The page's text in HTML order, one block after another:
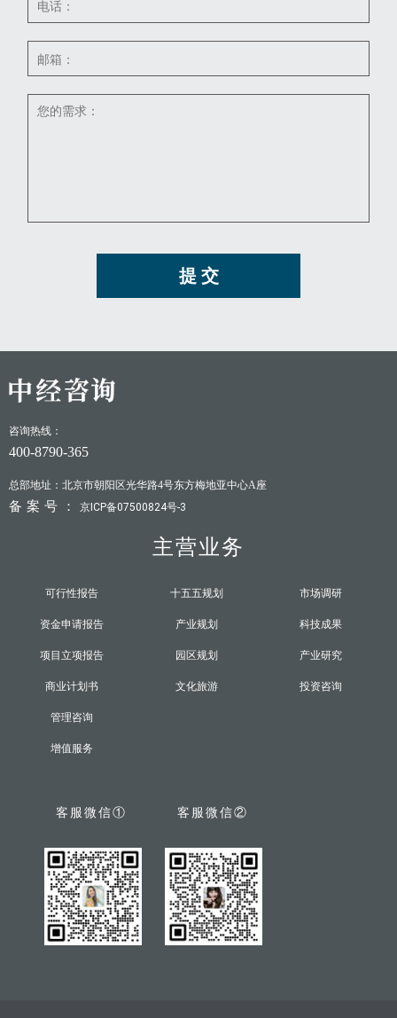
提 交
咨询热线：
400-8790-365
总部地址：北京市朝阳区光华路4号东方梅地亚中心A座
备案号： 京ICP备07500824号-3
主营业务
可行性报告
资金申请报告
项目立项报告
商业计划书
十五五规划
产业规划
园区规划
文化旅游
市场调研
科技成果
产业研究
投资咨询
管理咨询
增值服务
客服微信① 客服微信②